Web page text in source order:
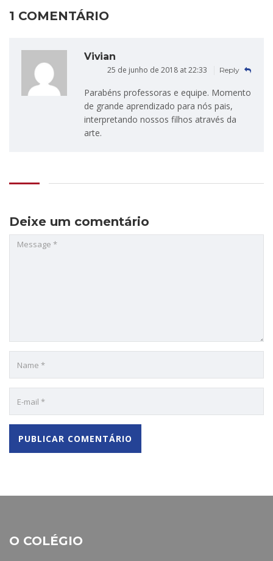
1 COMENTÁRIO
Vivian
25 de junho de 2018 at 22:33 Reply
Parabéns professoras e equipe. Momento
de grande aprendizado para nós pais,
interpretando nossos filhos através da
arte.
Deixe um comentário
O COLÉGIO